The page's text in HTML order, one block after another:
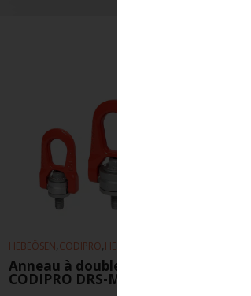
HEBEÖSEN,CODIPRO,HEBEZEUGE
Anneau à double articulation
CODIPRO DRS-M16-UP